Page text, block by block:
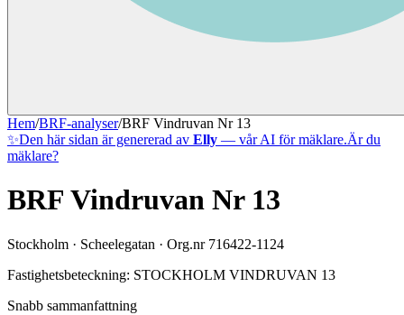
Hem/BRF-analyser/BRF Vindruvan Nr 13
✨Den här sidan är genererad av Elly — vår AI för mäklare.Är du
mäklare?
BRF Vindruvan Nr 13
Stockholm · Scheelegatan · Org.nr 716422-1124
Fastighetsbeteckning: STOCKHOLM VINDRUVAN 13
Snabb sammanfattning